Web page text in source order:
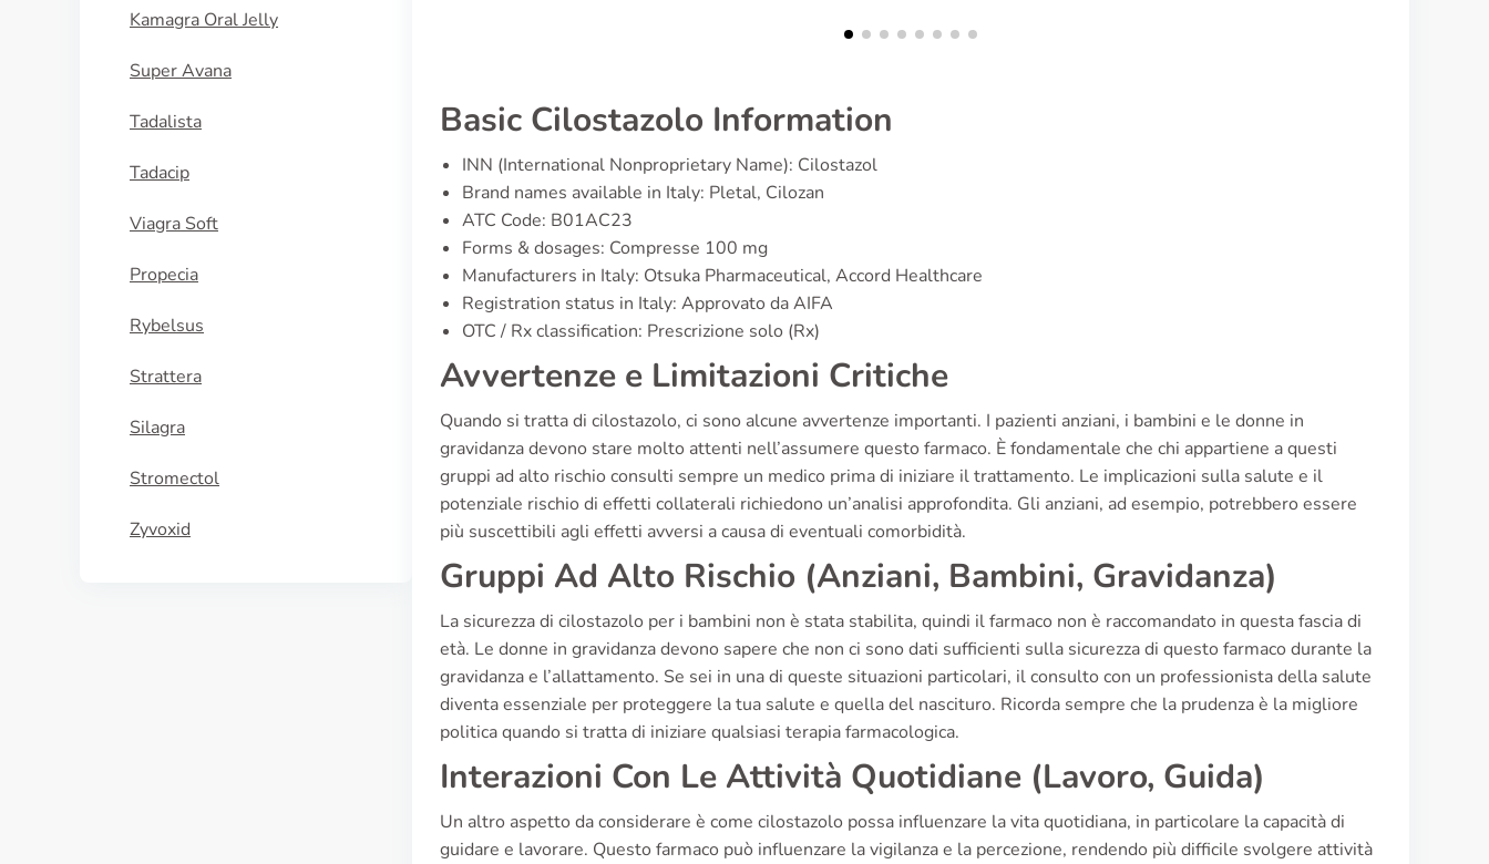
Kamagra Oral Jelly
Super Avana
Tadalista
Tadacip
Viagra Soft
Propecia
Rybelsus
Strattera
Silagra
Stromectol
Zyvoxid
Basic Cilostazolo Information
INN (International Nonproprietary Name): Cilostazol
Brand names available in Italy: Pletal, Cilozan
ATC Code: B01AC23
Forms & dosages: Compresse 100 mg
Manufacturers in Italy: Otsuka Pharmaceutical, Accord Healthcare
Registration status in Italy: Approvato da AIFA
OTC / Rx classification: Prescrizione solo (Rx)
Avvertenze e Limitazioni Critiche
Quando si tratta di cilostazolo, ci sono alcune avvertenze importanti. I pazienti anziani, i bambini e le donne in
gravidanza devono stare molto attenti nell’assumere questo farmaco. È fondamentale che chi appartiene a questi
gruppi ad alto rischio consulti sempre un medico prima di iniziare il trattamento. Le implicazioni sulla salute e il
potenziale rischio di effetti collaterali richiedono un’analisi approfondita. Gli anziani, ad esempio, potrebbero essere
più suscettibili agli effetti avversi a causa di eventuali comorbidità.
Gruppi Ad Alto Rischio (Anziani, Bambini, Gravidanza)
La sicurezza di cilostazolo per i bambini non è stata stabilita, quindi il farmaco non è raccomandato in questa fascia di
età. Le donne in gravidanza devono sapere che non ci sono dati sufficienti sulla sicurezza di questo farmaco durante la
gravidanza e l’allattamento. Se sei in una di queste situazioni particolari, il consulto con un professionista della salute
diventa essenziale per proteggere la tua salute e quella del nascituro. Ricorda sempre che la prudenza è la migliore
politica quando si tratta di iniziare qualsiasi terapia farmacologica.
Interazioni Con Le Attività Quotidiane (Lavoro, Guida)
Un altro aspetto da considerare è come cilostazolo possa influenzare la vita quotidiana, in particolare la capacità di
guidare e lavorare. Questo farmaco può influenzare la vigilanza e la percezione, rendendo più difficile svolgere attività